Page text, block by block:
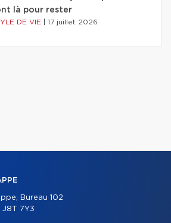
là pour rester
DE VIE 17 juillet 2026
Bureau 102
J8T 7Y3